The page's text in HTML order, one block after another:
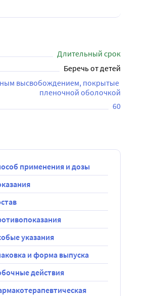
Длительный срок
Беречь от детей
высвобождением, покрытые
пленочной оболочкой
60
применения и дозы
указания
и форма выпуска
действия